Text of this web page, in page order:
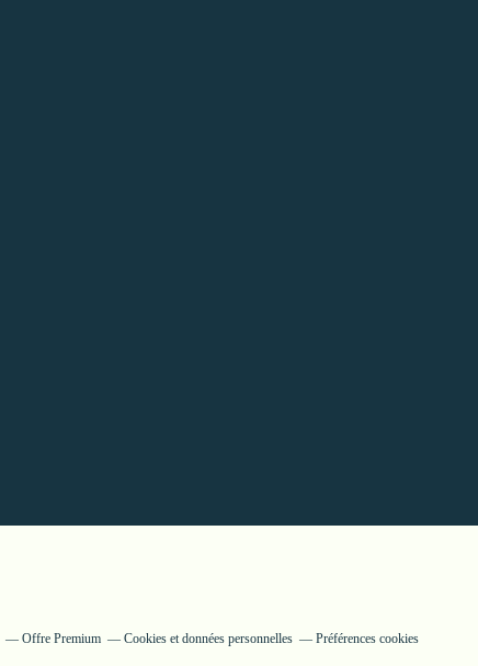
Offre Premium Cookies et données personnelles Préférences cookies